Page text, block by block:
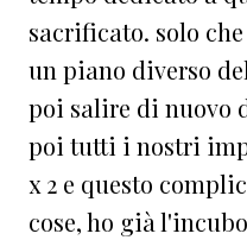
sacrificato. solo
un piano diverso
poi salire di nuovo
poi tutti i nostri
x 2 e questo
cose, ho già